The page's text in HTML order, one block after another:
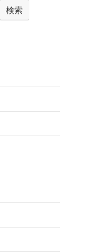
検索